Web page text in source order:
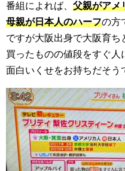
番組によれば、 父親がアメ
母親が日本人のハーフの方
ですが大阪出身で大阪育ち
買ったものの値段をすぐ人
面白いくせをお持ちだそう